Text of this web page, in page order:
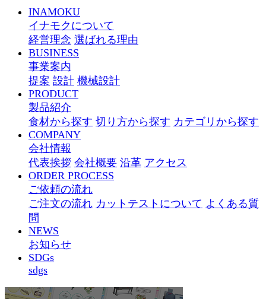
INAMOKU
イナモクについて
経営理念 選ばれる理由
BUSINESS
事業案内
提案 設計 機械設計
PRODUCT
製品紹介
食材から探す 切り方から探す カテゴリから探す
COMPANY
会社情報
代表挨拶 会社概要 沿革 アクセス
ORDER PROCESS
ご依頼の流れ
ご注文の流れ カットテストについて よくある質
問
NEWS
お知らせ
SDGs
sdgs